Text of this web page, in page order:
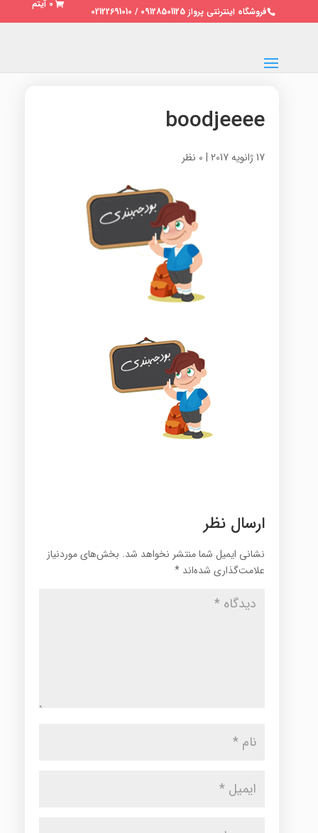
فروشگاه اینترنتی پرواز 09128501125 / 02122691010
0 آیتم
boodjeeee
17 ژانویه 2017 | 0 نظر
ارسال نظر
نشانی ایمیل شما منتشر نخواهد شد. بخش‌های موردنیاز
علامت‌گذاری شده‌اند *